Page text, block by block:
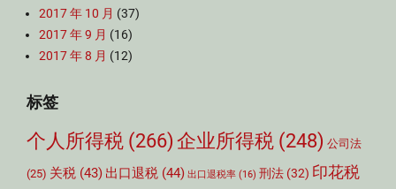
2017 年 10 月 (37)
2017 年 9 月 (16)
2017 年 8 月 (12)
标签
个人所得税 (266) 企业所得税 (248) 公司法
(25) 关税 (43) 出口退税 (44) 出口退税率 (16) 刑法 (32) 印花税